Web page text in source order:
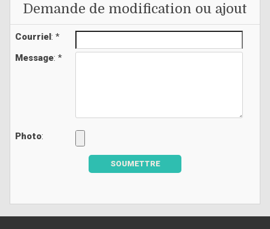
Demande de modification ou ajout
Courriel: *
Message: *
Photo:
SOUMETTRE